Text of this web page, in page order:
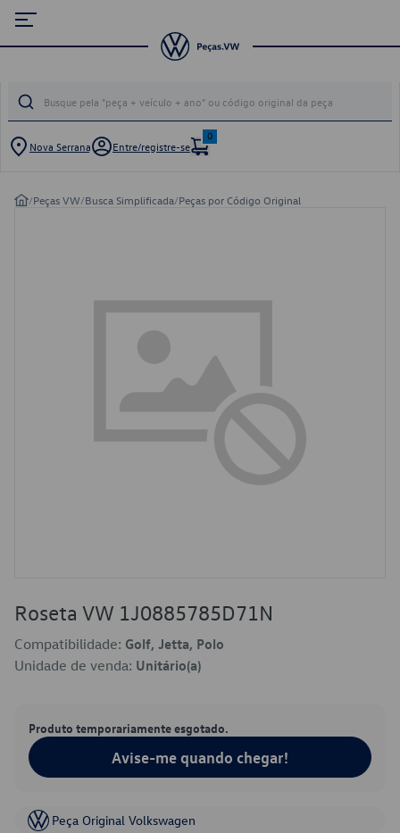
Nova Serrana Entre/registre-se
0
/Peças VW/Busca Simplificada/Peças por Código Original
Roseta VW 1J0885785D71N
Compatibilidade: Golf, Jetta, Polo
Unidade de venda: Unitário(a)
Produto temporariamente esgotado.
Avise-me quando chegar!
Peça Original Volkswagen